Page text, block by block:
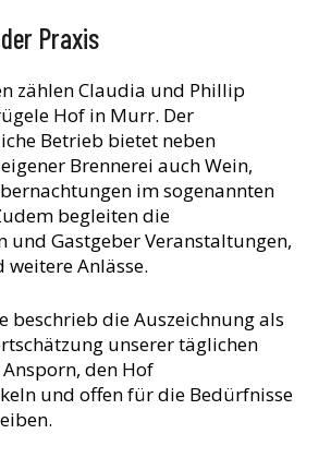
Praxis
zählen Claudia und Phillip
Hof in Murr. Der
Betrieb bietet neben
Brennerei auch Wein,
im sogenannten
begleiten die
und Gastgeber Veranstaltungen,
weitere Anlässe.
beschrieb die Auszeichnung als
unserer täglichen
den Hof
und offen für die Bedürfnisse